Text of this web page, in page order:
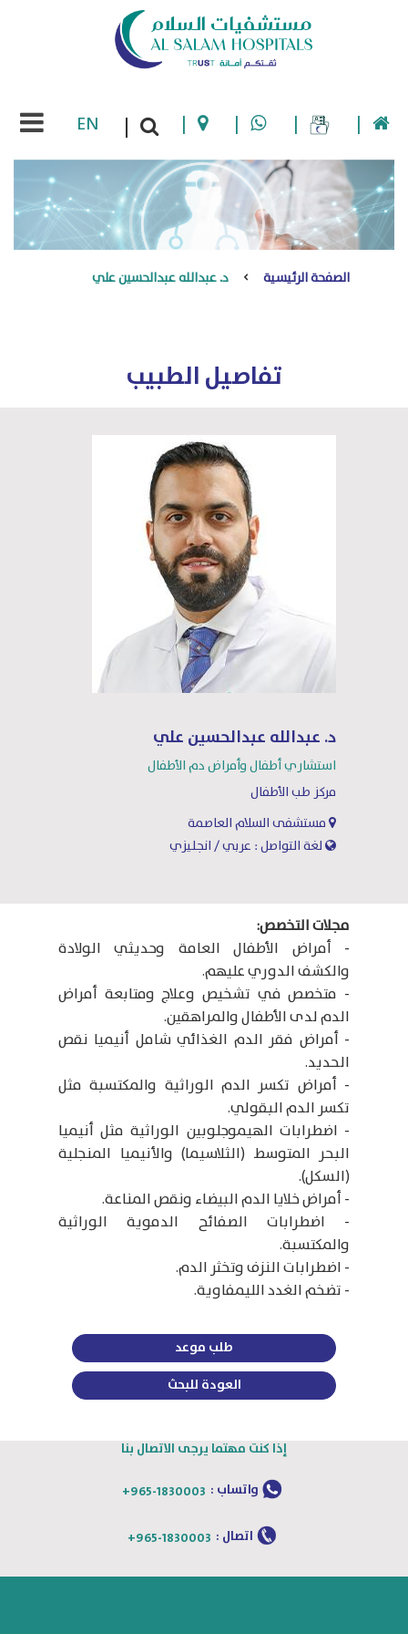
|
|
|
|
|
EN
الصفحة الرئيسية د. عبدالله عبدالحسين علي
تفاصيل الطبيب
د. عبدالله عبدالحسين علي
استشاري أطفال وأمراض دم الأطفال
مركز طب الأطفال
مستشفى السلام العاصمة
لغة التواصل : عربي / انجليزي
مجلات التخصص:
- أمراض الأطفال العامة وحديثي الولادة
والكشف الدوري عليهم.
- متخصص في تشخيص وعلاج ومتابعة أمراض
الدم لدى الأطفال والمراهقين.
- أمراض فقر الدم الغذائي شامل أنيميا نقص
الحديد.
- أمراض تكسر الدم الوراثية والمكتسبة مثل
تكسر الدم البقولي.
- اضطرابات الهيموجلوبين الوراثية مثل أنيميا
البحر المتوسط (الثلاسيما) والأنيميا المنجلية
(السكل).
- أمراض خلايا الدم البيضاء ونقص المناعة.
- اضطرابات الصفائح الدموية الوراثية
والمكتسبة.
- اضطرابات النزف وتخثر الدم.
- تضخم الغدد الليمفاوية.
طلب موعد
العودة للبحث
إذا كنت مهتما يرجى الاتصال بنا
واتساب : +965-1830003
اتصال : +965-1830003